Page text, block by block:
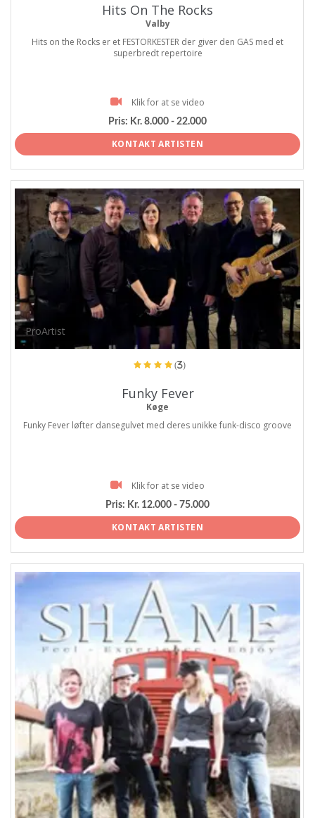
Hits On The Rocks
Valby
Hits on the Rocks er et FESTORKESTER der giver den GAS med et
superbredt repertoire
Klik for at se video
Pris: Kr. 8.000 - 22.000
KONTAKT ARTISTEN
ProArtist
(3)
Funky Fever
Køge
Funky Fever løfter dansegulvet med deres unikke funk-disco groove
Klik for at se video
Pris: Kr. 12.000 - 75.000
KONTAKT ARTISTEN